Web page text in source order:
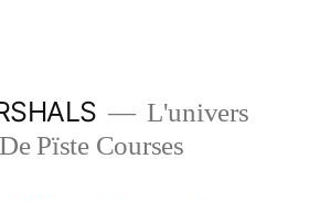
L'univers
Pïste Courses